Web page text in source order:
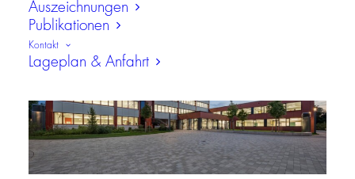
Auszeichnungen
Publikationen
Kontakt
Lageplan & Anfahrt